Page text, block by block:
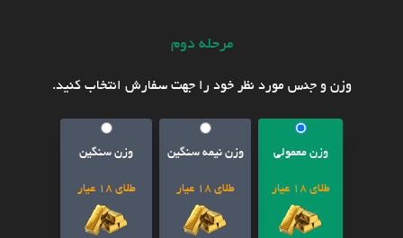
مرحله دوم
وزن و جنس مورد نظر خود را جهت سفارش انتخاب کنید.
وزن معمولی
طلای 18 عیار
وزن نیمه سنگین
طلای 18 عیار
وزن سنگین
طلای 18 عیار